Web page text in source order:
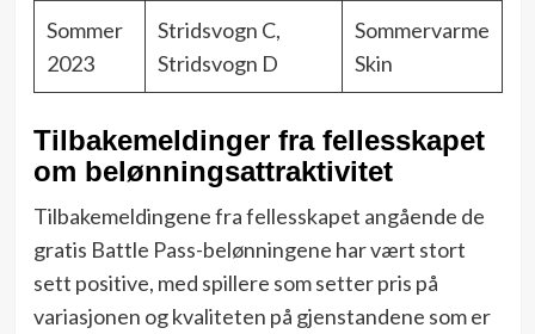
Sommer
2023
Stridsvogn C,
Stridsvogn D
Sommervarme
Skin
Tilbakemeldinger fra fellesskapet
om belønningsattraktivitet
Tilbakemeldingene fra fellesskapet angående de
gratis Battle Pass-belønningene har vært stort
sett positive, med spillere som setter pris på
variasjonen og kvaliteten på gjenstandene som er